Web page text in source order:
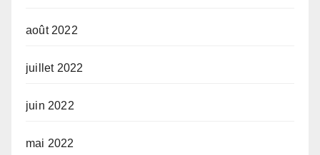
août 2022
juillet 2022
juin 2022
mai 2022